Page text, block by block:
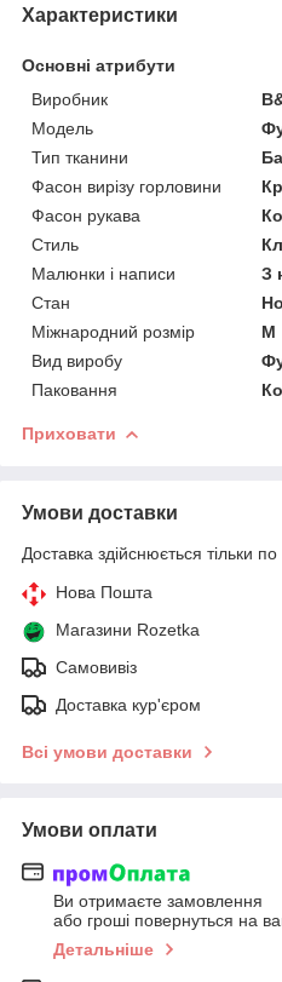
Характеристики
Основні атрибути
Виробник
Модель
Тип тканини
Фасон вирізу горловини
Фасон рукава
Стиль
Малюнки і написи
З
Стан
Міжнародний розмір
M
Вид виробу
Паковання
Приховати
Умови доставки
Доставка здійснюється тільки
Нова Пошта
Магазини Rozetka
Самовивіз
Доставка кур'єром
Всі умови доставки
Умови оплати
Ви отримаєте замовлення
або гроші повернуться на
Детальніше